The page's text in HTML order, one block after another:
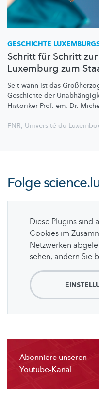
GESCHICHTE
Schritt für Schritt
Luxemburg zum
Seit wann ist das
Geschichte der
Historiker Prof. em. Dr.
FNR, Université du
Folgescience.lu
Diese Plugins sind
Cookies im
Netzwerken
sehen, ändern Sie
Abonniere unseren
Youtube-Kanal